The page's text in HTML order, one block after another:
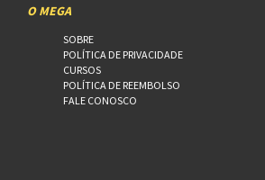
O MEGA
SOBRE
POLÍTICA DE PRIVACIDADE
CURSOS
POLÍTICA DE REEMBOLSO
FALE CONOSCO